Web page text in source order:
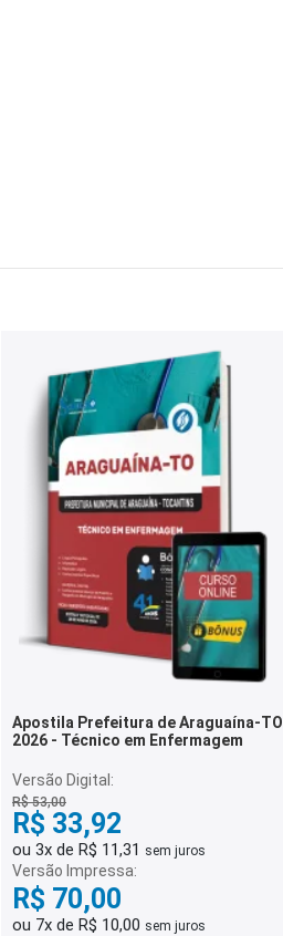
Apostila Prefeitura de Araguaína-TO
2026 - Técnico em Enfermagem
Versão Digital:
R$ 53,00
R$ 33,92
ou 3x de R$ 11,31 sem juros
Versão Impressa:
R$ 70,00
ou 7x de R$ 10,00 sem juros